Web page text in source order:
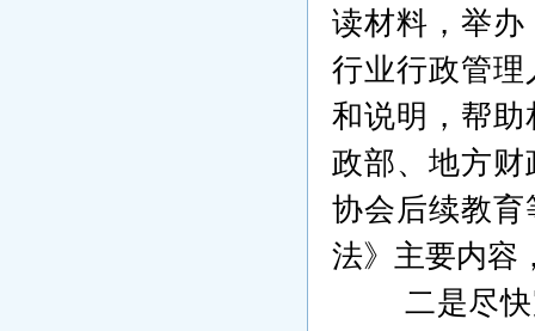
读材料，举
行业行政管
和说明，帮
政部、地方
协会后续教
法》主要内容
二是尽